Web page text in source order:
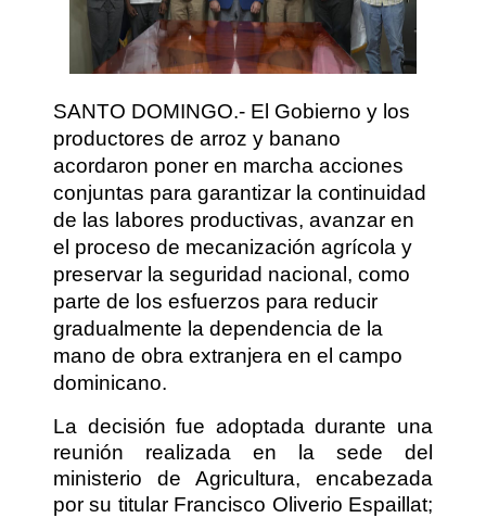
SANTO DOMINGO.- El Gobierno y los
productores de arroz y banano
acordaron poner en marcha acciones
conjuntas para garantizar la continuidad
de las labores productivas, avanzar en
el proceso de mecanización agrícola y
preservar la seguridad nacional, como
parte de los esfuerzos para reducir
gradualmente la dependencia de la
mano de obra extranjera en el campo
dominicano.
La decisión fue adoptada durante una
reunión realizada en la sede del
ministerio de Agricultura, encabezada
por su titular Francisco Oliverio Espaillat;